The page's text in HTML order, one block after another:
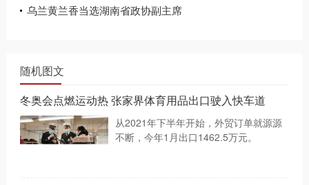
乌兰黄兰香当选湖南省政协副主席
随机图文
冬奥会点燃运动热 张家界体育用品出口驶入快车道
从2021年下半年开始，外贸订单就源源
不断，今年1月出口1462.5万元。